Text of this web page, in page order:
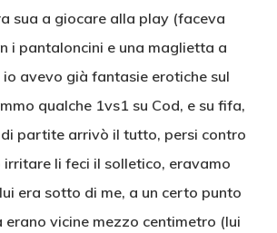
sua a giocare alla play (faceva
i pantaloncini e una maglietta a
io avevo già fantasie erotiche sul
qualche 1vs1 su Cod, e su fifa,
partite arrivò il tutto, persi contro
irritare li feci il solletico, eravamo
era sotto di me, a un certo punto
erano vicine mezzo centimetro (lui